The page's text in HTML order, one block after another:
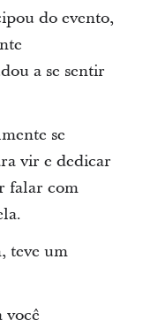
do evento,
a se sentir
se
vir e dedicar
falar com
teve um
você